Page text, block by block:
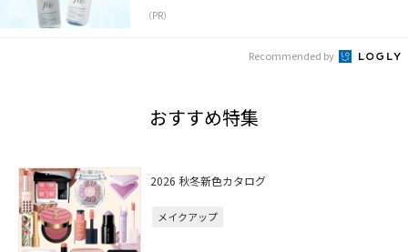
（PR）
Recommended by
おすすめ特集
2026 秋冬新色カタログ
メイクアップ